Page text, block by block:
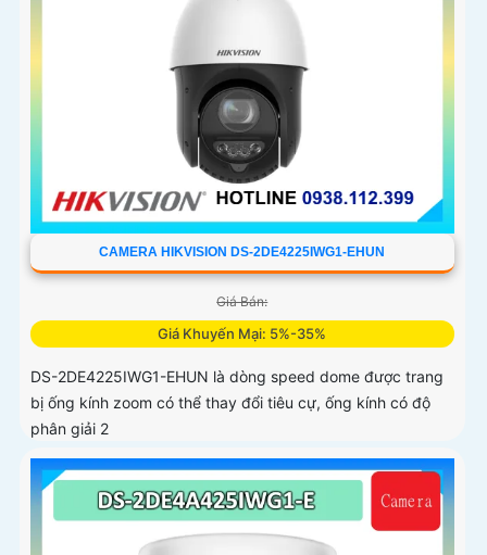
CAMERA HIKVISION DS-2DE4225IWG1-EHUN
Giá Bán:
Giá Khuyến Mại: 5%-35%
DS-2DE4225IWG1-EHUN là dòng speed dome được trang
bị ống kính zoom có thể thay đổi tiêu cự, ống kính có độ
phân giải 2